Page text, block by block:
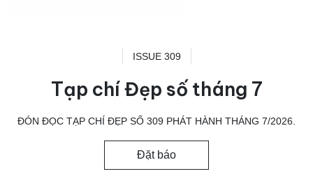
ISSUE 309
Tạp chí Đẹp số tháng 7
ĐÓN ĐỌC TẠP CHÍ ĐẸP SỐ 309 PHÁT HÀNH THÁNG 7/2026.
Đặt báo